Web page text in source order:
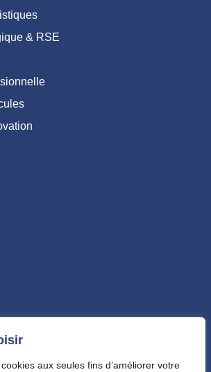
aux seules fins d’améliorer votre
& RSE